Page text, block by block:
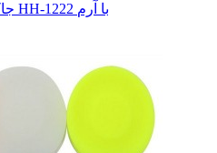
جاکلیدی کارابین قلب HH-1222 با آرم